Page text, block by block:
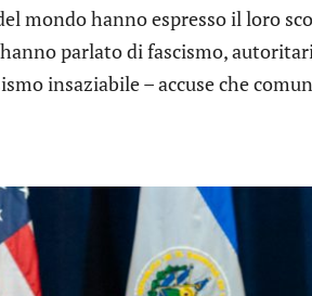
mondo hanno espresso il loro
parlato di fascismo,
insaziabile – accuse che